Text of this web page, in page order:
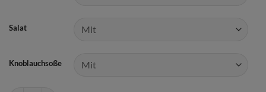
Salat
Knoblauchsoße